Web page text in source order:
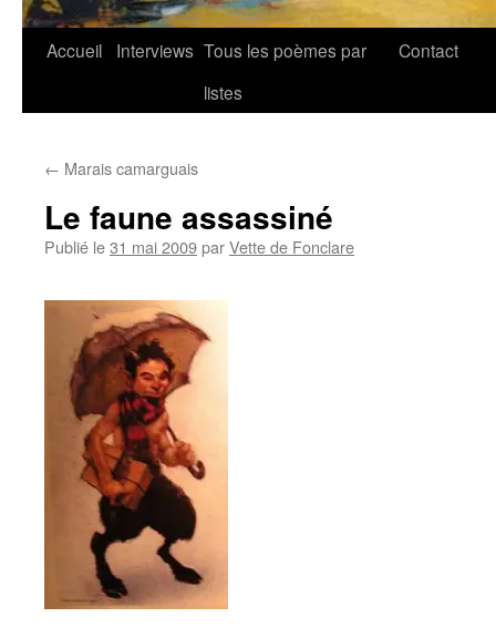
Accueil Interviews Tous les poèmes par
listes
Contact
← Marais camarguais
Le faune assassiné
Publié le31 mai 2009parVette de Fonclare